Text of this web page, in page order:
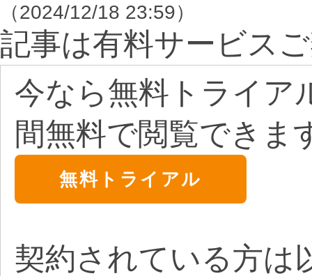
（2024/12/18 23:59）
記事は有料サービス
今なら無料トライア
間無料で閲覧できま
無料トライアル
契約されている方は